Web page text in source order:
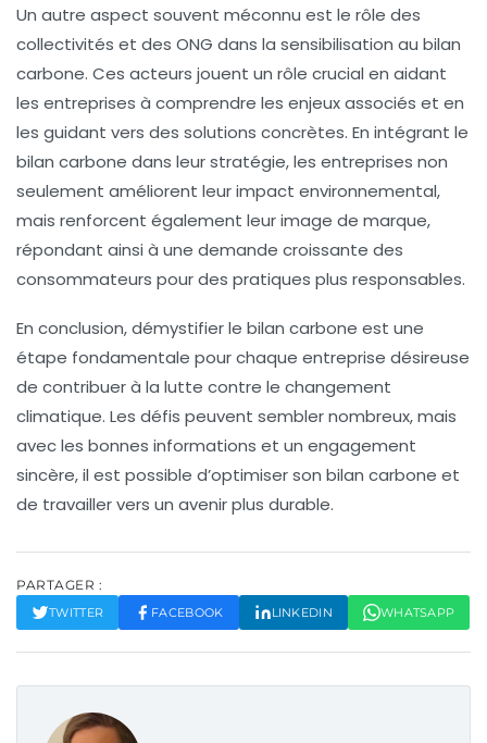
Un autre aspect souvent méconnu est le rôle des
collectivités et des ONG dans la sensibilisation au bilan
carbone. Ces acteurs jouent un rôle crucial en aidant
les entreprises à comprendre les enjeux associés et en
les guidant vers des solutions concrètes. En intégrant le
bilan carbone dans leur stratégie, les entreprises non
seulement améliorent leur impact environnemental,
mais renforcent également leur image de marque,
répondant ainsi à une demande croissante des
consommateurs pour des pratiques plus responsables.
En conclusion, démystifier le bilan carbone est une
étape fondamentale pour chaque entreprise désireuse
de contribuer à la lutte contre le changement
climatique. Les défis peuvent sembler nombreux, mais
avec les bonnes informations et un engagement
sincère, il est possible d’optimiser son bilan carbone et
de travailler vers un avenir plus durable.
PARTAGER :
TWITTER FACEBOOK LINKEDIN WHATSAPP